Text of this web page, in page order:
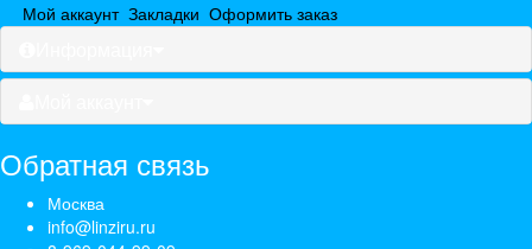
Мой аккаунт Закладки Оформить заказ
Обратная связь
Москва
info@linziru.ru